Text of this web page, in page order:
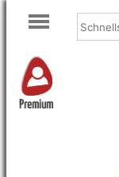
Premium